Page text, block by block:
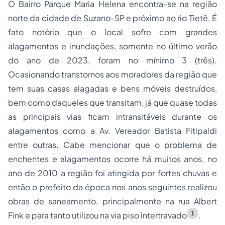
O Bairro Parque Maria Helena encontra-se na região
norte da cidade de Suzano-SP e próximo ao rio Tietê. É
fato notório que o local sofre com grandes
alagamentos e inundações, somente no último verão
do ano de 2023, foram no mínimo 3 (três).
Ocasionando transtornos aos moradores da região que
tem suas casas alagadas e bens móveis destruídos,
bem como daqueles que transitam, já que quase todas
as principais vias ficam intransitáveis durante os
alagamentos como a Av. Vereador Batista Fitipaldi
entre outras. Cabe mencionar que o problema de
enchentes e alagamentos ocorre há muitos anos, no
ano de 2010 a região foi atingida por fortes chuvas e
então o prefeito da época nos anos seguintes realizou
obras de saneamento, principalmente na rua Albert
Fink e para tanto utilizou na via piso intertravado
1 .